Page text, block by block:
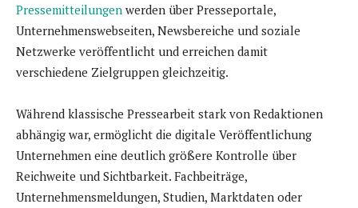
Pressemitteilungen werden über Presseportale,
Unternehmenswebseiten, Newsbereiche und soziale
Netzwerke veröffentlicht und erreichen damit
verschiedene Zielgruppen gleichzeitig.
Während klassische Pressearbeit stark von Redaktionen
abhängig war, ermöglicht die digitale Veröffentlichung
Unternehmen eine deutlich größere Kontrolle über
Reichweite und Sichtbarkeit. Fachbeiträge,
Unternehmensmeldungen, Studien, Marktdaten oder